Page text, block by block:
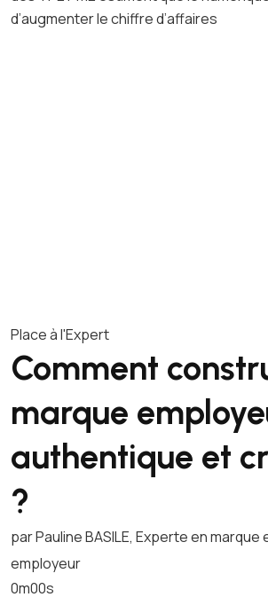
d’augmenter le chiffre d’affaires
Place à l'Expert
Comment
marque
authentique et
?
par Pauline BASILE, Experte en marque
employeur
0m00s